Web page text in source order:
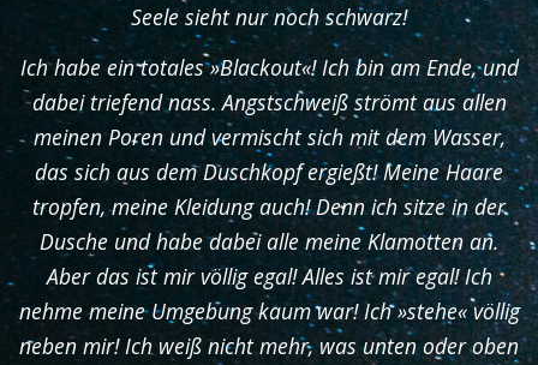
Seele sieht nur noch schwarz!
Ich habe ein totales »Blackout«! Ich bin am Ende, und
dabei triefend nass. Angstschweiß strömt aus allen
meinen Poren und vermischt sich mit dem Wasser,
das sich aus dem Duschkopf ergießt! Meine Haare
tropfen, meine Kleidung auch! Denn ich sitze in der
Dusche und habe dabei alle meine Klamotten an.
Aber das ist mir völlig egal! Alles ist mir egal! Ich
nehme meine Umgebung kaum war! Ich »stehe« völlig
neben mir! Ich weiß nicht mehr, was unten oder oben